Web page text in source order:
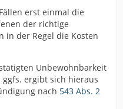
erst einmal die
der richtige
in der Regel die Kosten
Unbewohnbarkeit
ergibt sich hieraus
nach 543 Abs. 2